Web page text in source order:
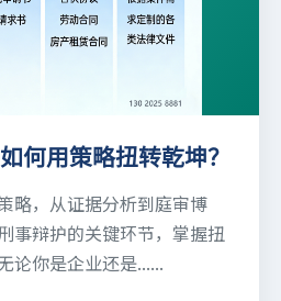
何用策略扭转乾坤？
略，从证据分析到庭审博
事辩护的关键环节，掌握扭
论你是企业还是......